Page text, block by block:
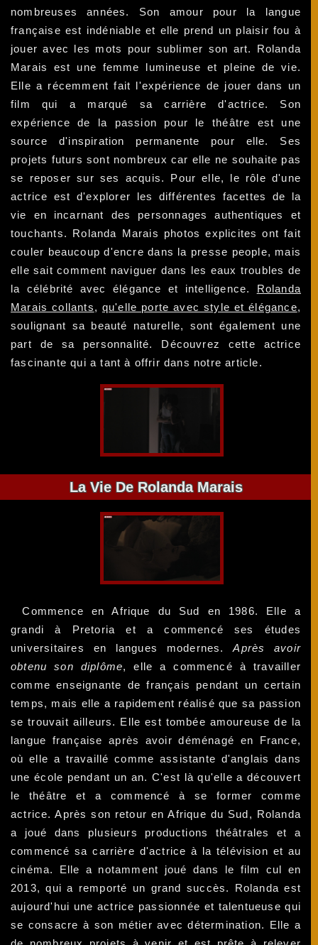
nombreuses années. Son amour pour la langue
française est indéniable et elle prend un plaisir fou à
jouer avec les mots pour sublimer son art. Rolanda
Marais est une femme lumineuse et pleine de vie.
Elle a récemment fait l'expérience de jouer dans un
film qui a marqué sa carrière d'actrice. Son
expérience de la passion pour le théâtre est une
source d'inspiration permanente pour elle. Ses
projets futurs sont nombreux car elle ne souhaite pas
se reposer sur ses acquis. Pour elle, le rôle d'une
actrice est d'explorer les différentes facettes de la
vie en incarnant des personnages authentiques et
touchants. Rolanda Marais photos explicites ont fait
couler beaucoup d'encre dans la presse people, mais
elle sait comment naviguer dans les eaux troubles de
la célébrité avec élégance et intelligence. Rolanda
Marais collants, qu'elle porte avec style et élégance,
soulignant sa beauté naturelle, sont également une
part de sa personnalité. Découvrez cette actrice
fascinante qui a tant à offrir dans notre article.
La Vie De Rolanda Marais
Commence en Afrique du Sud en 1986. Elle a
grandi à Pretoria et a commencé ses études
universitaires en langues modernes.Après avoir
obtenu son diplôme, elle a commencé à travailler
comme enseignante de français pendant un certain
temps, mais elle a rapidement réalisé que sa passion
se trouvait ailleurs. Elle est tombée amoureuse de la
langue française après avoir déménagé en France,
où elle a travaillé comme assistante d'anglais dans
une école pendant un an. C'est là qu'elle a découvert
le théâtre et a commencé à se former comme
actrice. Après son retour en Afrique du Sud, Rolanda
a joué dans plusieurs productions théâtrales et a
commencé sa carrière d'actrice à la télévision et au
cinéma. Elle a notamment joué dans le film cul en
2013, qui a remporté un grand succès. Rolanda est
aujourd'hui une actrice passionnée et talentueuse qui
se consacre à son métier avec détermination. Elle a